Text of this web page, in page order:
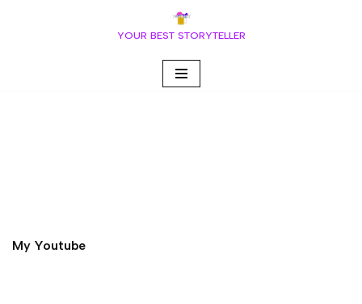
YOUR BEST STORYTELLER
My Youtube